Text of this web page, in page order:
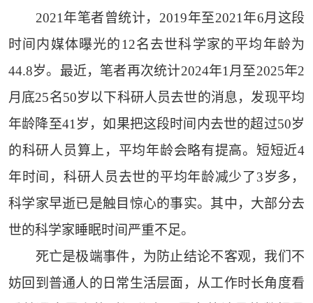
2021年笔者曾统计，2019年至2021年6月这段
时间内媒体曝光的12名去世科学家的平均年龄为
44.8岁。最近，笔者再次统计2024年1月至2025年2
月底25名50岁以下科研人员去世的消息，发现平均
年龄降至41岁，如果把这段时间内去世的超过50岁
的科研人员算上，平均年龄会略有提高。短短近4
年时间，科研人员去世的平均年龄减少了3岁多，
科学家早逝已是触目惊心的事实。其中，大部分去
世的科学家睡眠时间严重不足。
死亡是极端事件，为防止结论不客观，我们不
妨回到普通人的日常生活层面，从工作时长角度看